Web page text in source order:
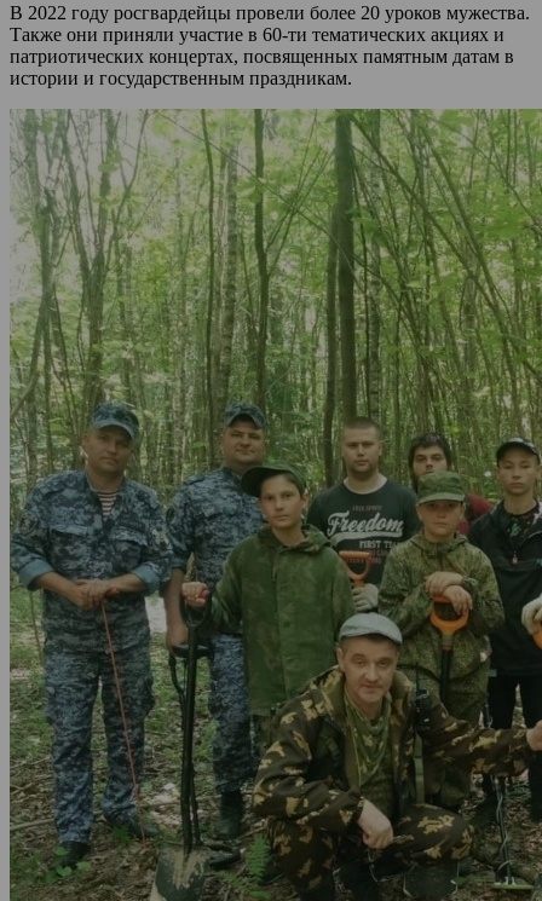
В 2022 году росгвардейцы провели более 20 уроков мужества.
Также они приняли участие в 60-ти тематических акциях и
патриотических концертах, посвященных памятным датам в
истории и государственным праздникам.